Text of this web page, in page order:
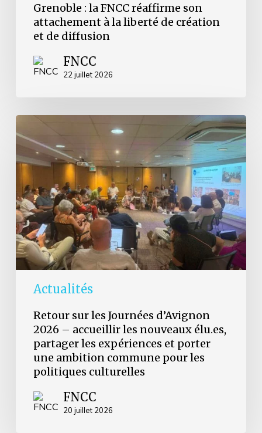
Grenoble : la FNCC réaffirme son
attachement à la liberté de création
et de diffusion
FNCC
22 juillet 2026
Actualités
Retour
sur
les
Journées
d’Avignon
2026
accueillir
les
nouveaux
élu.es,
partager
les
expériences
porter
ambition
commune
politiques
culturelles
Retour sur les Journées d’Avignon
2026 – accueillir les nouveaux élu.es,
partager les expériences et porter
une ambition commune pour les
politiques culturelles
FNCC
20 juillet 2026